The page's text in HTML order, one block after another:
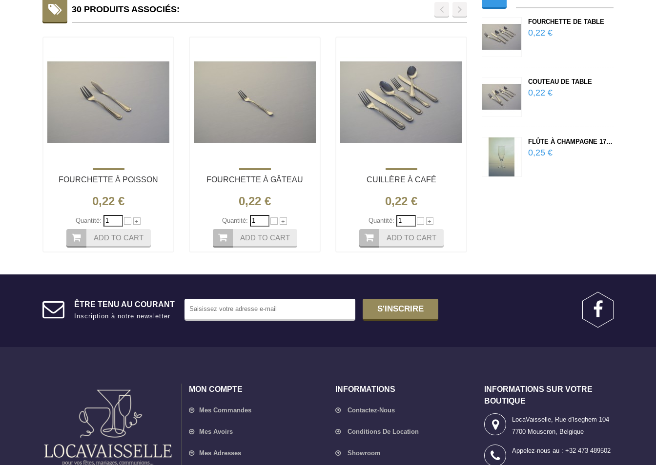
30 PRODUITS ASSOCIÉS:
FOURCHETTE À POISSON
0,22 €
Quantité: - +
ADD TO CART
FOURCHETTE À GÂTEAU
0,22 €
Quantité: - +
ADD TO CART
CUILLÈRE À CAFÉ
0,22 €
Quantité: - +
ADD TO CART
FOURCHETTE DE TABLE
0,22 €
COUTEAU DE TABLE
0,22 €
FLÛTE À CHAMPAGNE 17 CL
0,25 €
ÊTRE TENU AU COURANT
Inscription à notre newsletter
S'INSCRIRE
MON COMPTE
Mes Commandes
Mes Avoirs
Mes Adresses
INFORMATIONS
Contactez-Nous
Conditions De Location
Showroom
INFORMATIONS SUR VOTRE
BOUTIQUE
LocaVaisselle, Rue d'Iseghem 104
7700 Mouscron, Belgique
Appelez-nous au : +32 473 489502